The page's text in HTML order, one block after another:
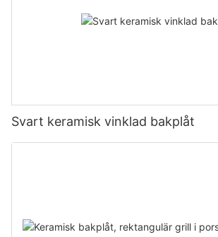
Svart keramisk vinklad bakplåt